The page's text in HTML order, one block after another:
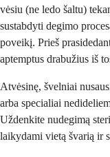
vėsiu (ne ledo šaltu)
sustabdyti degimo
poveikį. Prieš
aptemptus drabužius iš
Atvėsinę, švelniai
arba specialiai
Uždenkite nudegimą
laikydami vietą švarią ir